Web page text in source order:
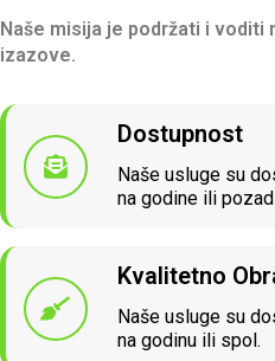
Naše misija je podržati i
izazove.
Dostupnost
Naše usluge su
na godine ili
Kvalitetno
Naše usluge su
na godinu ili spol.